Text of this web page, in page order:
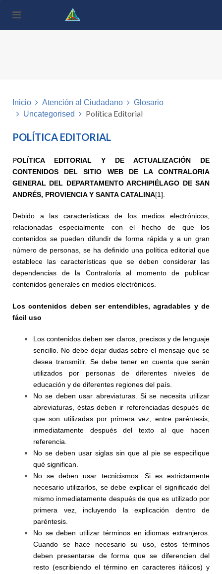
este
Inicio Atención al Ciudadano
Glosario
Uncategorised
Política Editorial
POLÍTICA EDITORIAL
POLÍTICA EDITORIAL Y DE ACTUALIZACIÓN DE
CONTENIDOS DEL SITIO WEB DE LA CONTRALORIA
GENERAL DEL DEPARTAMENTO ARCHIPIÉLAGO DE SAN
ANDRÉS, PROVIENCIA Y SANTA CATALINA[1]
Debido a las características de los medios electrónicos,
relacionadas especialmente con el hecho de que los
contenidos se pueden difundir de forma rápida y a un gran
número de personas, se ha definido una política editorial que
establece las características que se deben considerar las
dependencias de la Contraloría al momento de publicar
contenidos generales en medios electrónicos.
Los contenidos deben ser entendibles, agradables y de
fácil uso
Los contenidos deben ser claros, precisos y de lenguaje
sencillo. No debe dejar dudas sobre el mensaje que se
desea transmitir. Se debe tener en cuenta que serán
utilizados por personas de diferentes niveles de
educación y de diferentes regiones del país.
No se deben usar abreviaturas. Si se necesita utilizar
abreviaturas, éstas deben ir referenciadas después de
que son utilizadas por primera vez, entre paréntesis,
inmediatamente después del texto al que hacen
referencia.
No se deben usar siglas sin que al pie se especifique
qué significan.
No se deben usar tecnicismos. Si es estrictamente
necesario utilizarlos, se debe explicar el significado del
mismo inmediatamente después de que es utilizado por
primera vez, incluyendo la explicación dentro de
paréntesis.
No se deben utilizar términos en idiomas extranjeros.
Cuando se hace necesario su uso, estos términos
deben presentarse de forma que se diferencien del
resto (escribiendo el término en caracteres itálicos) y